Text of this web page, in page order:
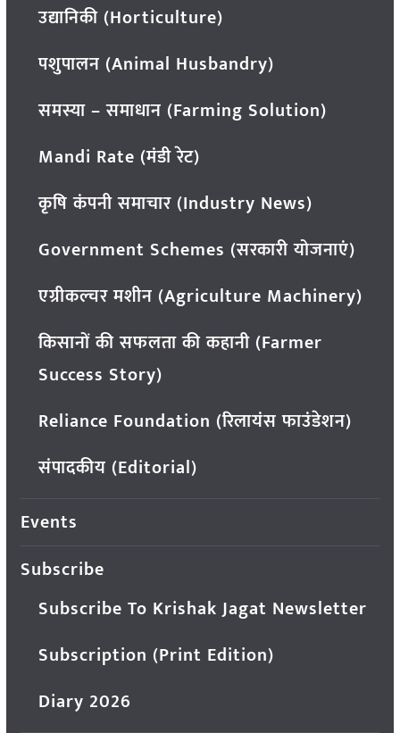
उद्यानिकी (Horticulture)
पशुपालन (Animal Husbandry)
समस्या – समाधान (Farming Solution)
Mandi Rate (मंडी रेट)
कृषि कंपनी समाचार (Industry News)
Government Schemes (सरकारी योजनाएं)
एग्रीकल्चर मशीन (Agriculture Machinery)
किसानों की सफलता की कहानी (Farmer
Success Story)
Reliance Foundation (रिलायंस फाउंडेशन)
संपादकीय (Editorial)
Events
Subscribe
Subscribe To Krishak Jagat Newsletter
Subscription (Print Edition)
Diary 2026